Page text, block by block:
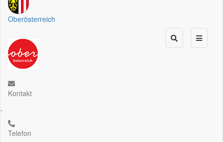
Oberösterreich
Kontakt
.
Telefon